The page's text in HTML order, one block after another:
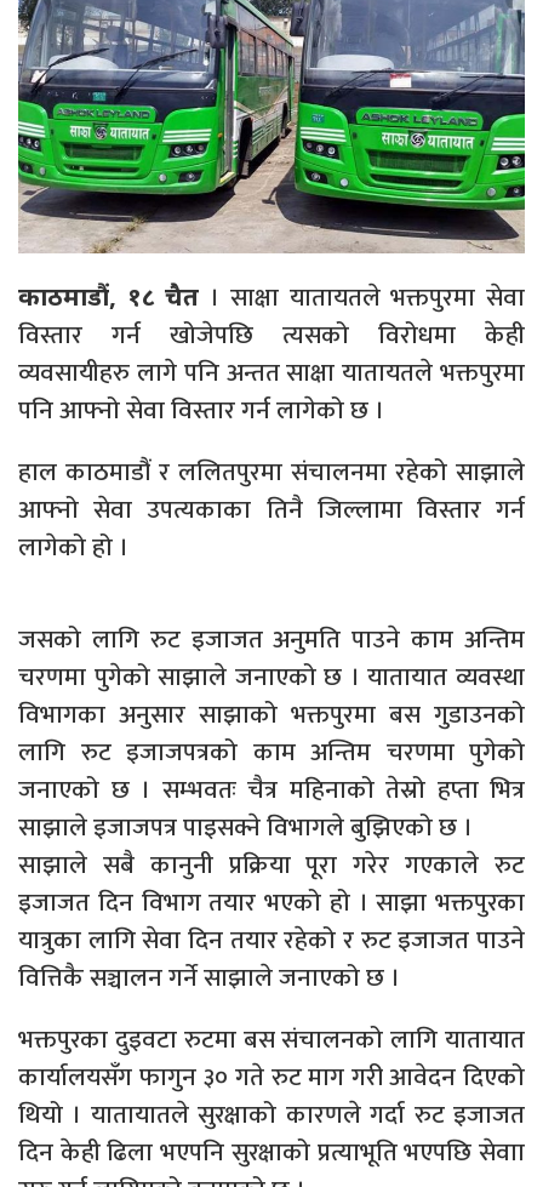
काठमाडौं, १८ चैत । साक्षा यातायतले भक्तपुरमा सेवा
विस्तार गर्न खोजेपछि त्यसको विरोधमा केही
व्यवसायीहरु लागे पनि अन्तत साक्षा यातायतले भक्तपुरमा
पनि आफ्नो सेवा विस्तार गर्न लागेको छ ।
हाल काठमाडौं र ललितपुरमा संचालनमा रहेको साझाले
आफ्नो सेवा उपत्यकाका तिनै जिल्लामा विस्तार गर्न
लागेको हो ।
जसको लागि रुट इजाजत अनुमति पाउने काम अन्तिम
चरणमा पुगेको साझाले जनाएको छ । यातायात व्यवस्था
विभागका अनुसार साझाको भक्तपुरमा बस गुडाउनको
लागि रुट इजाजपत्रको काम अन्तिम चरणमा पुगेको
जनाएको छ । सम्भवतः चैत्र महिनाको तेस्रो हप्ता भित्र
साझाले इजाजपत्र पाइसक्ने विभागले बुझिएको छ ।
साझाले सबै कानुनी प्रक्रिया पूरा गरेर गएकाले रुट
इजाजत दिन विभाग तयार भएको हो । साझा भक्तपुरका
यात्रुका लागि सेवा दिन तयार रहेको र रुट इजाजत पाउने
वित्तिकै सञ्चालन गर्ने साझाले जनाएको छ ।
भक्तपुरका दुइवटा रुटमा बस संचालनको लागि यातायात
कार्यालयसँग फागुन ३० गते रुट माग गरी आवेदन दिएको
थियो । यातायातले सुरक्षाको कारणले गर्दा रुट इजाजत
दिन केही ढिला भएपनि सुरक्षाको प्रत्याभूति भएपछि सेवाा